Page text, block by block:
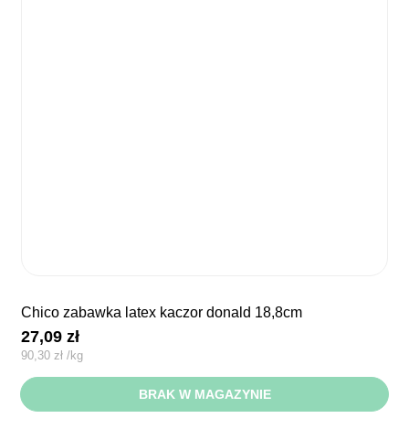
chico zabawka latex kaczor donald 18,8cm
27,09zł
90,30 zł /kg
BRAK W MAGAZYNIE